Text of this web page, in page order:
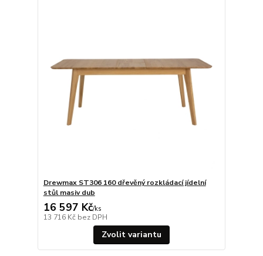
Drewmax ST306 160 dřevěný rozkládací jídelní
stůl masiv dub
16 597 Kč/ks
13 716 Kč bez DPH
Zvolit variantu